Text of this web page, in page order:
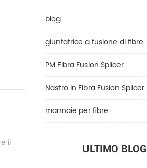
blog
giuntatrice a fusione di fibre
PM Fibra Fusion Splicer
Nastro In Fibra Fusion Splicer
mannaie per fibre
ULTIMO BLOG
il